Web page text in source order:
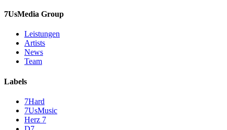
7UsMedia Group
Leistungen
Artists
News
Team
Labels
7Hard
7UsMusic
Herz 7